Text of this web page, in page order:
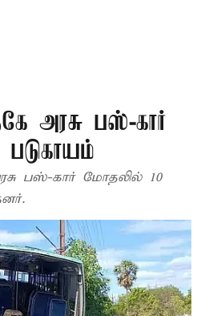
அரசு பஸ்-கார்
பஸ்-கார் மோதலில் 10